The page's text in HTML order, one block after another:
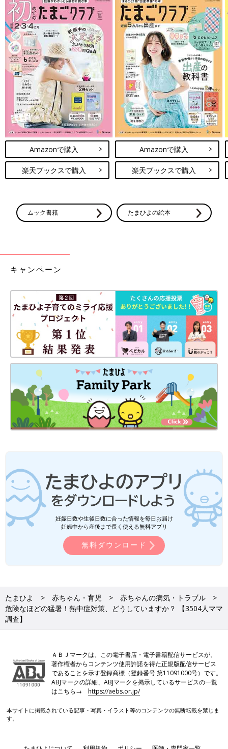
Amazonで購入
楽天ブックスで購入
Amazonで購入
楽天ブックスで購入
ムック書籍 たまひよの絵本
キャンペーン
妊娠日数や生後日数に合った情報を毎日お届け
妊娠中から産後まで長く使える無料アプリ
無料ダウンロード
たまひよ 赤ちゃん・育児
赤ちゃんの病気・トラブル
危険なほどの猛暑！熱中症対策、どうしていますか？ 【3504人ママ
調査】
ＡＢＪマークは、この電子書店・電子書籍配信サービスが、
著作権者からコンテンツ使用許諾を得た正規版配信サービス
であることを示す登録商標（登録番号 第11091000号）です。
ABJマークの詳細、ABJマークを掲示しているサービスの一覧
はこちら→https://aebs.or.jp/
本サイトに掲載されている記事・写真・イラスト等のコンテンツの無断転載を禁じま
す。